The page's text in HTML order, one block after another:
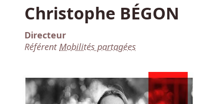
Christophe BÉGON
Directeur
RéférentMobilités partagées